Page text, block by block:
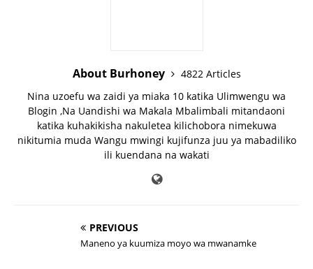
About Burhoney
4822 Articles
Nina uzoefu wa zaidi ya miaka 10 katika Ulimwengu wa
Blogin ,Na Uandishi wa Makala Mbalimbali mitandaoni
katika kuhakikisha nakuletea kilichobora nimekuwa
nikitumia muda Wangu mwingi kujifunza juu ya mabadiliko
ili kuendana na wakati
PREVIOUS
Maneno ya kuumiza moyo wa mwanamke